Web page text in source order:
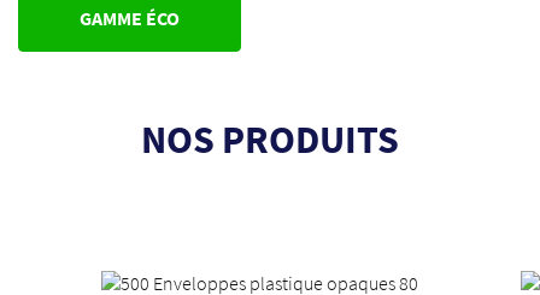
GAMME ÉCO
NOS PRODUITS